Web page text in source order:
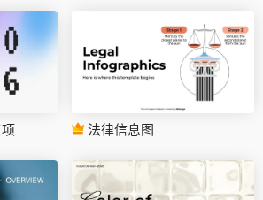
法律信息图